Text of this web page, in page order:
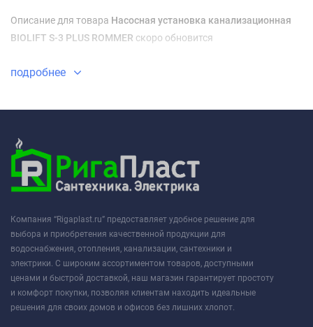
Описание для товара Насосная установка канализационная
BIOLIFT S-3 PLUS ROMMER скоро обновится
подробнее
Компания “Rigaplast.ru” предоставляет удобное решение для
выбора и приобретения качественной продукции для
водоснабжения, отопления, канализации, сантехники и
электрики. С широким ассортиментом товаров, доступными
ценами и быстрой доставкой, наш магазин гарантирует простоту
и комфорт покупки, позволяя клиентам находить идеальные
решения для своих домов и офисов без лишних хлопот.